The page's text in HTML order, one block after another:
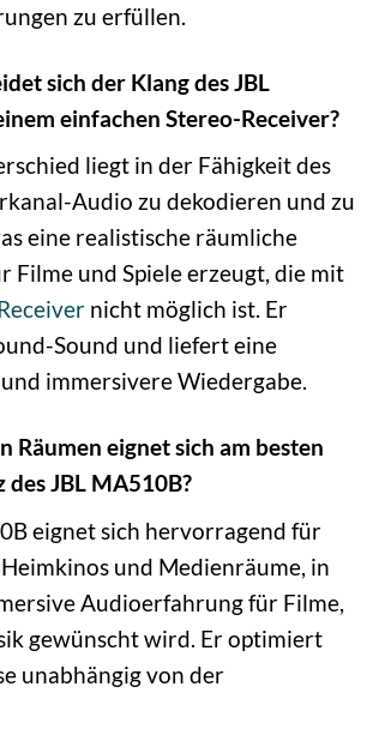
zu erfüllen.
sich der Klang des JBL
einfachen Stereo-Receiver?
liegt in der Fähigkeit des
Audio zu dekodieren und zu
eine realistische räumliche
Filme und Spiele erzeugt, die mit
nicht möglich ist. Er
Sound und liefert eine
immersivere Wiedergabe.
Räumen eignet sich am besten
JBL MA510B?
eignet sich hervorragend für
und Medienräume, in
Audioerfahrung für Filme,
gewünscht wird. Er optimiert
unabhängig von der